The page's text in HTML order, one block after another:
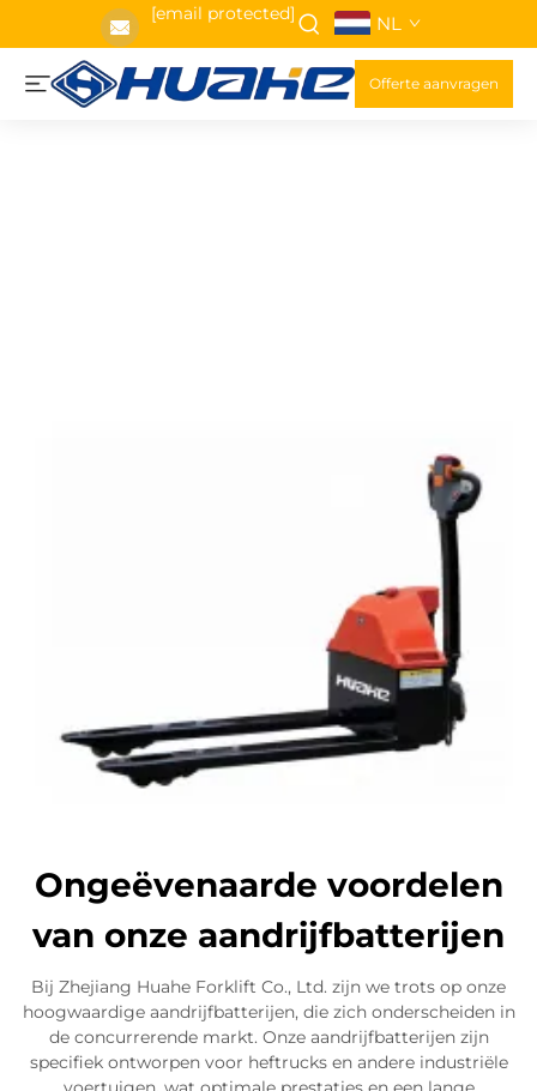
[email protected] NL
Offerte aanvragen
Ongeëvenaarde voordelen
van onze aandrijfbatterijen
Bij Zhejiang Huahe Forklift Co., Ltd. zijn we trots op onze
hoogwaardige aandrijfbatterijen, die zich onderscheiden in
de concurrerende markt. Onze aandrijfbatterijen zijn
specifiek ontworpen voor heftrucks en andere industriële